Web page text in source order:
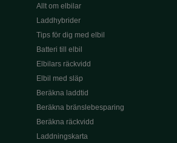
Allt om elbilar
Laddhybrider
Tips för dig med elbil
Batteri till elbil
Elbilars räckvidd
Elbil med släp
Beräkna laddtid
Beräkna bränslebesparing
Beräkna räckvidd
Laddningskarta